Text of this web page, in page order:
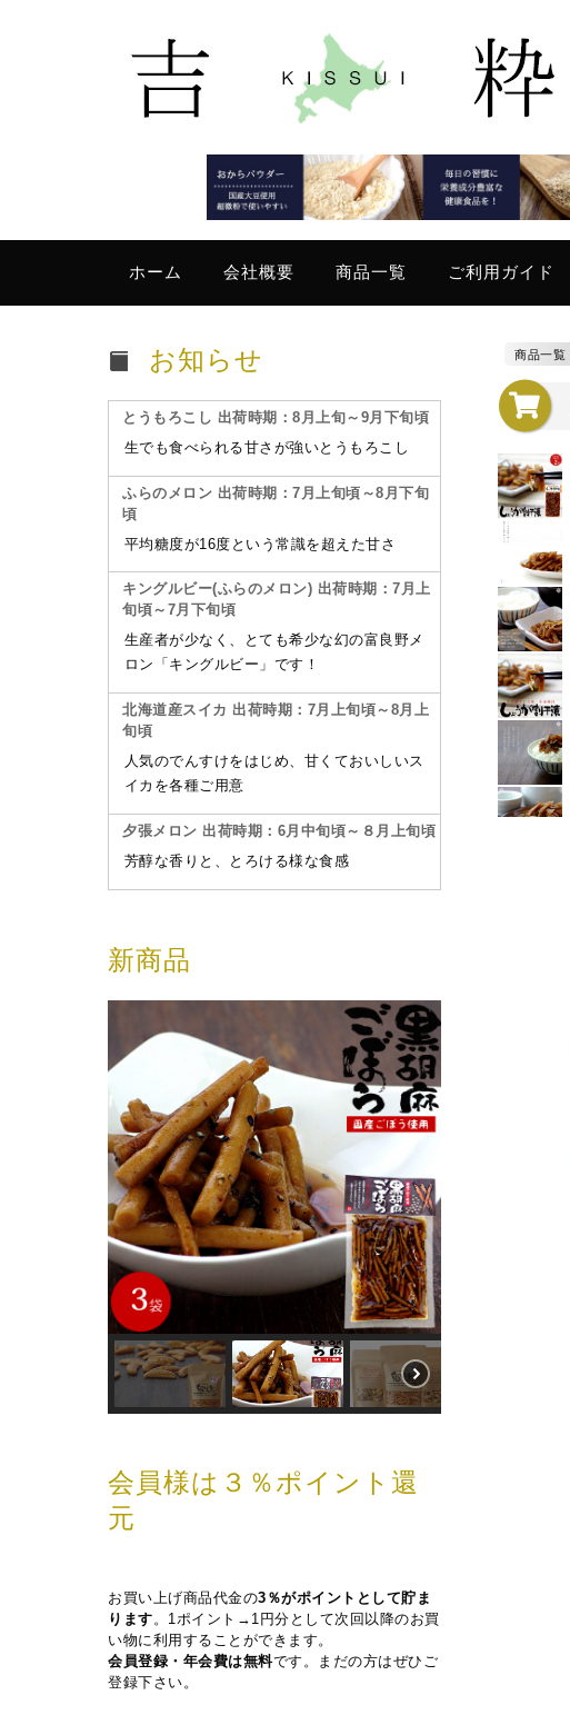
ホーム 会社概要 商品一覧 ご利用ガイド
商品一覧
お知らせ
とうもろこし 出荷時期：8月上旬～9月下旬頃
生でも食べられる甘さが強いとうもろこし
ふらのメロン 出荷時期：7月上旬頃～8月下旬
頃
平均糖度が16度という常識を超えた甘さ
キングルビー(ふらのメロン) 出荷時期：7月上
旬頃～7月下旬頃
生産者が少なく、とても希少な幻の富良野メ
ロン「キングルビー」です！
北海道産スイカ 出荷時期：7月上旬頃～8月上
旬頃
人気のでんすけをはじめ、甘くておいしいス
イカを各種ご用意
夕張メロン 出荷時期：6月中旬頃～８月上旬頃
芳醇な香りと、とろける様な食感
新商品
会員様は３％ポイント還
元
お買い上げ商品代金の3％がポイントとして貯ま
ります。1ポイント→1円分として次回以降のお買
い物に利用することができます。
会員登録・年会費は無料です。まだの方はぜひご
登録下さい。